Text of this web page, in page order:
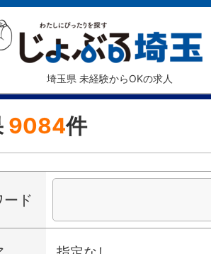
埼玉県 未経験からOKの求人
9084件
ード